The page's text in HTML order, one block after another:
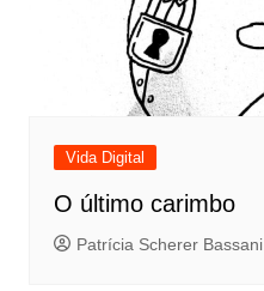
Vida Digital
O último carimbo
Patrícia Scherer Bassani